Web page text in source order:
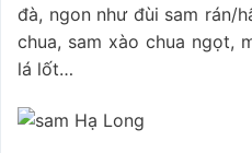
đà, ngon như đùi sam rán/
chua, sam xào chua ngọt,
lá lốt…